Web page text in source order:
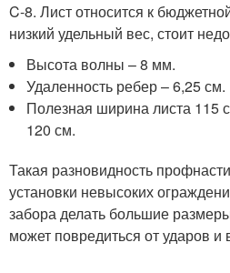
C-8. Лист относится к
низкий удельный вес, стоит
Высота волны – 8 мм.
Удаленность ребер – 6,25 см.
Полезная ширина листа 115
120 см.
Такая разновидность
установки невысоких
забора делать большие
может повредиться от ударов и